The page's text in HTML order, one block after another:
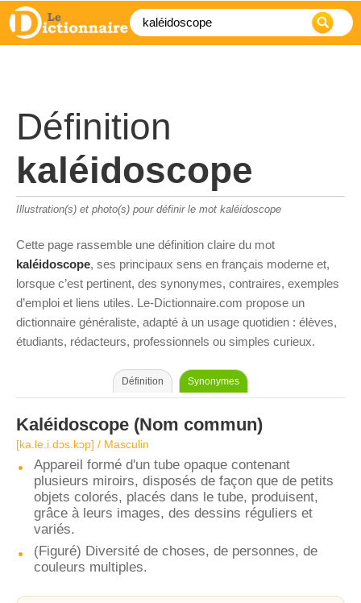
Définition
kaléidoscope
Illustration(s) et photo(s) pour définir le mot kaléidoscope
Cette page rassemble une définition claire du mot
kaléidoscope, ses principaux sens en français moderne et,
lorsque c’est pertinent, des synonymes, contraires, exemples
d’emploi et liens utiles. Le-Dictionnaire.com propose un
dictionnaire généraliste, adapté à un usage quotidien : élèves,
étudiants, rédacteurs, professionnels ou simples curieux.
Définition Synonymes
Kaléidoscope (Nom commun)
[ka.le.i.dɔs.kɔp] / Masculin
Appareil formé d'un tube opaque contenant
plusieurs miroirs, disposés de façon que de petits
objets colorés, placés dans le tube, produisent,
grâce à leurs images, des dessins réguliers et
variés.
(Figuré) Diversité de choses, de personnes, de
couleurs multiples.